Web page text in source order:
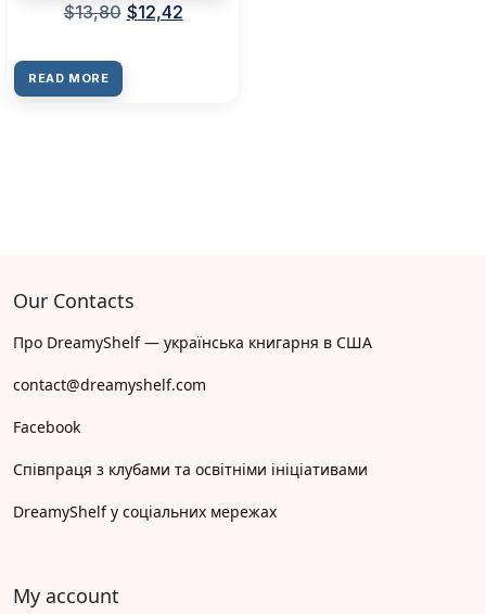
$13,80 $12,42
READ MORE
Our Contacts
Про DreamyShelf — українська книгарня в США
contact@dreamyshelf.com
Facebook
Співпраця з клубами та освітніми ініціативами
DreamyShelf у соціальних мережах
My account